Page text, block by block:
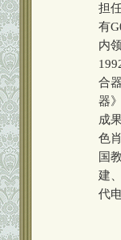
担
有
内
合
器
成
色
国
建
代